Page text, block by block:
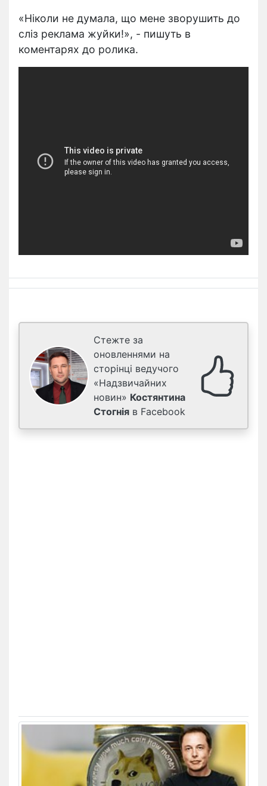
«Ніколи не думала, що мене зворушить до
сліз реклама жуйки!», - пишуть в
коментарях до ролика.
Стежте за
оновленнями на
сторінці ведучого
«Надзвичайних
новин» Костянтина
Стогнія в Facebook